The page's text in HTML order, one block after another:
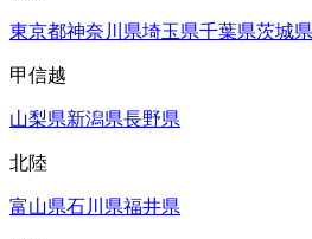
東京都神奈川県埼玉県千葉県茨城県
甲信越
山梨県新潟県長野県
北陸
富山県石川県福井県